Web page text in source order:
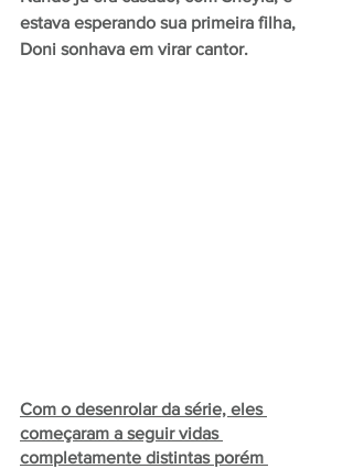
estava esperando sua primeira filha,
Doni sonhava em virar cantor.
Com o desenrolar da série, eles
começaram a seguir vidas
completamente distintas porém